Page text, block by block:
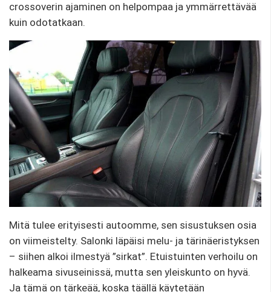
crossoverin ajaminen on helpompaa ja ymmärrettävää
kuin odotatkaan.
Mitä tulee erityisesti autoomme, sen sisustuksen osia
on viimeistelty. Salonki läpäisi melu- ja tärinäeristyksen
– siihen alkoi ilmestyä ”sirkat”. Etuistuinten verhoilu on
halkeama sivuseinissä, mutta sen yleiskunto on hyvä.
Ja tämä on tärkeää, koska täällä käytetään